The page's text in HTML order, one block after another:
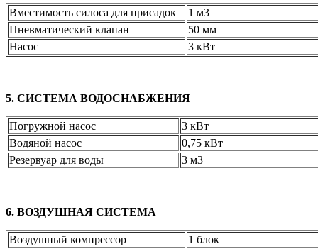
Вместимость силоса для присадок
1 м3
Пневматический клапан
50 мм
Насос
3 кВт
5. СИСТЕМА ВОДОСНАБЖЕНИЯ
Погружной насос
3 кВт
Водяной насос
0,75 кВт
Резервуар для воды
3 м3
6. ВОЗДУШНАЯ СИСТЕМА
Воздушный компрессор
1 блок